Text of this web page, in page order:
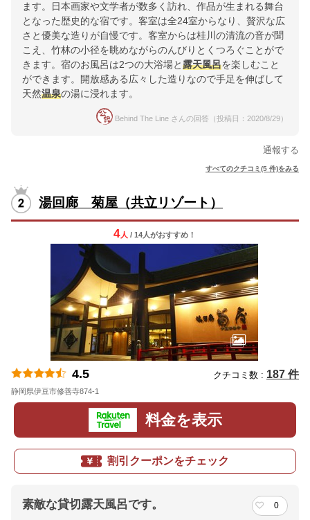
ます。日本画家や文学者が数多く訪れ、作品が生まれる舞台
となった歴史的な宿です。客室は全24室からなり、贅沢な広
さと優美な造りが自慢です。客室からは桂川の清流の音が聞
こえ、竹林の小径を眺めながらのんびりとくつろぐことがで
きます。宿のお風呂は2つの大浴場と露天風呂を楽しむこと
ができます。開放感ある広々した造りなので手足を伸ばして
天然温泉の湯に浸れます。
Behind The Line さんの回答（投稿日：2020/8/29）
通報する
すべてのクチコミ(5 件)をみる
湯回廊 菊屋（共立リゾート）
4人 / 14人がおすすめ！
4.5 クチコミ数 : 187 件
静岡県伊豆市修善寺874-1
料金を表示
割引クーポンをチェック
素敵な貸切露天風呂です。 0